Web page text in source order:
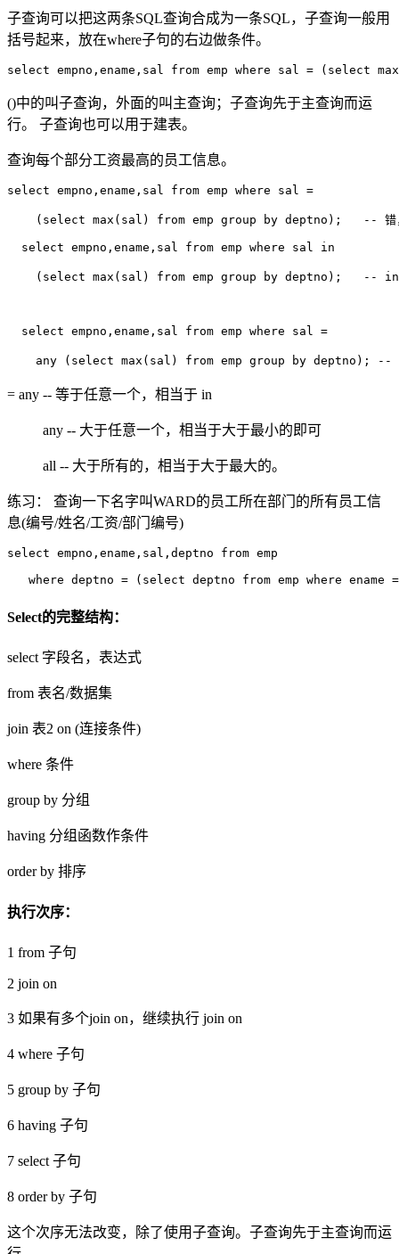
子查询可以把这两条SQL查询合成为一条SQL，子查询一般用
括号起来，放在where子句的右边做条件。
()中的叫子查询，外面的叫主查询；子查询先于主查询而运
行。 子查询也可以用于建表。
查询每个部分工资最高的员工信息。
select empno,ename,sal from emp where sal =
(select max(sal) from emp group by deptno);   -- 错
  select empno,ename,sal from emp where sal in
(select max(sal) from emp group by deptno);   -- in
  select empno,ename,sal from emp where sal =
= any -- 等于任意一个，相当于 in
any -- 大于任意一个，相当于大于最小的即可
all -- 大于所有的，相当于大于最大的。
练习： 查询一下名字叫WARD的员工所在部门的所有员工信
息(编号/姓名/工资/部门编号)
select empno,ename,sal,deptno from emp
Select的完整结构：
select 字段名，表达式
from 表名/数据集
join 表2 on (连接条件)
where 条件
group by 分组
having 分组函数作条件
order by 排序
执行次序：
1 from 子句
2 join on
3 如果有多个join on，继续执行 join on
4 where 子句
5 group by 子句
6 having 子句
7 select 子句
8 order by 子句
这个次序无法改变，除了使用子查询。子查询先于主查询而运